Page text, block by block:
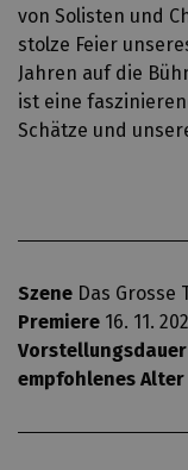
von Solisten und
stolze Feier
Jahren auf die
ist eine
Schätze und
Szene Das Grosse
Premiere 16. 11.
Vorstellungsdauer
empfohlenes Alter